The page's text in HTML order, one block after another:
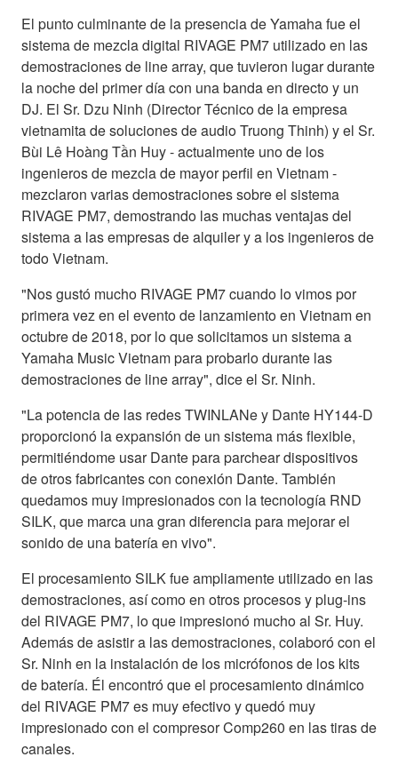
El punto culminante de la presencia de Yamaha fue el
sistema de mezcla digital RIVAGE PM7 utilizado en las
demostraciones de line array, que tuvieron lugar durante
la noche del primer día con una banda en directo y un
DJ. El Sr. Dzu Ninh (Director Técnico de la empresa
vietnamita de soluciones de audio Truong Thinh) y el Sr.
Bùi Lê Hoàng Tần Huy - actualmente uno de los
ingenieros de mezcla de mayor perfil en Vietnam -
mezclaron varias demostraciones sobre el sistema
RIVAGE PM7, demostrando las muchas ventajas del
sistema a las empresas de alquiler y a los ingenieros de
todo Vietnam.
"Nos gustó mucho RIVAGE PM7 cuando lo vimos por
primera vez en el evento de lanzamiento en Vietnam en
octubre de 2018, por lo que solicitamos un sistema a
Yamaha Music Vietnam para probarlo durante las
demostraciones de line array", dice el Sr. Ninh.
"La potencia de las redes TWINLANe y Dante HY144-D
proporcionó la expansión de un sistema más flexible,
permitiéndome usar Dante para parchear dispositivos
de otros fabricantes con conexión Dante. También
quedamos muy impresionados con la tecnología RND
SILK, que marca una gran diferencia para mejorar el
sonido de una batería en vivo".
El procesamiento SILK fue ampliamente utilizado en las
demostraciones, así como en otros procesos y plug-ins
del RIVAGE PM7, lo que impresionó mucho al Sr. Huy.
Además de asistir a las demostraciones, colaboró con el
Sr. Ninh en la instalación de los micrófonos de los kits
de batería. Él encontró que el procesamiento dinámico
del RIVAGE PM7 es muy efectivo y quedó muy
impresionado con el compresor Comp260 en las tiras de
canales.